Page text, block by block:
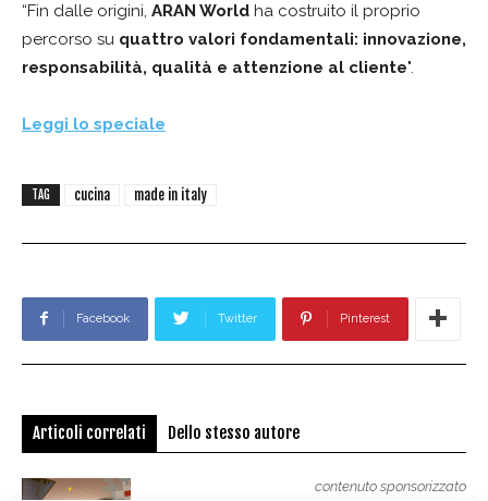
“Fin dalle origini, ARAN World ha costruito il proprio
percorso su quattro valori fondamentali: innovazione,
responsabilità, qualità e attenzione al cliente".
Leggi lo speciale
TAG cucina made in italy
Facebook Twitter Pinterest
Articoli correlati Dello stesso autore
contenuto sponsorizzato